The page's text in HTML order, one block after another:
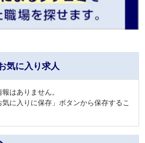
気に入り求人
はありません。
に入りに保存」ボタンから保存するこ